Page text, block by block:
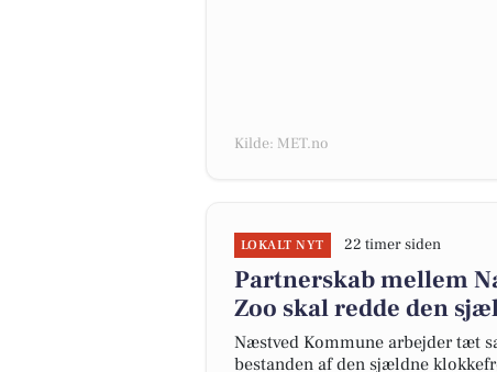
Kilde: MET.no
LOKALT NYT 22 timer siden
Partnerskab mellem
Zoo skal redde den
Næstved Kommune arbejder tæt
bestanden af den sjældne